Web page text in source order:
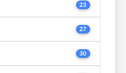
23
27
30